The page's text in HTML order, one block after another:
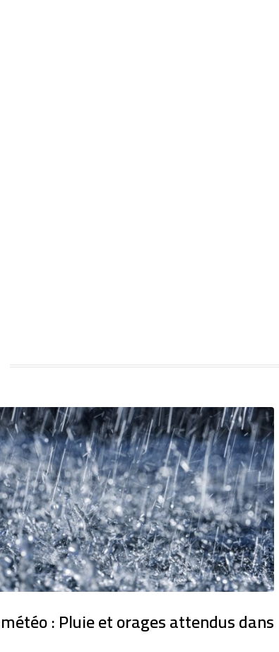
: Pluie et orages attendus dans